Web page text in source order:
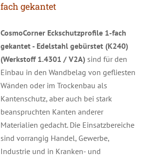
fach gekantet
CosmoCorner Eckschutzprofile 1-fach
gekantet - Edelstahl gebürstet (K240)
(Werkstoff 1.4301 / V2A)sind für den
Einbau in den Wandbelag von gefliesten
Wänden oder im Trockenbau als
Kantenschutz, aber auch bei stark
beanspruchten Kanten anderer
Materialien gedacht. Die Einsatzbereiche
sind vorrangig Handel, Gewerbe,
Industrie und in Kranken- und